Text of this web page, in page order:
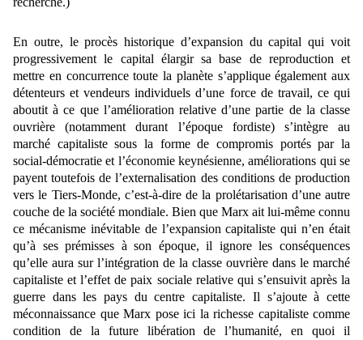
En outre, le procès historique d’expansion du capital qui voit
progressivement le capital élargir sa base de reproduction et
mettre en concurrence toute la planète s’applique également aux
détenteurs et vendeurs individuels d’une force de travail, ce qui
aboutit à ce que l’amélioration relative d’une partie de la classe
ouvrière (notamment durant l’époque fordiste) s’intègre au
marché capitaliste sous la forme de compromis portés par la
social-démocratie et l’économie keynésienne, améliorations qui se
payent toutefois de l’externalisation des conditions de production
vers le Tiers-Monde, c’est-à-dire de la prolétarisation d’une autre
couche de la société mondiale. Bien que Marx ait lui-même connu
ce mécanisme inévitable de l’expansion capitaliste qui n’en était
qu’à ses prémisses à son époque, il ignore les conséquences
qu’elle aura sur l’intégration de la classe ouvrière dans le marché
capitaliste et l’effet de paix sociale relative qui s’ensuivit après la
guerre dans les pays du centre capitaliste. Il s’ajoute à cette
méconnaissance que Marx pose ici la richesse capitaliste comme
condition de la future libération de l’humanité, en quoi il